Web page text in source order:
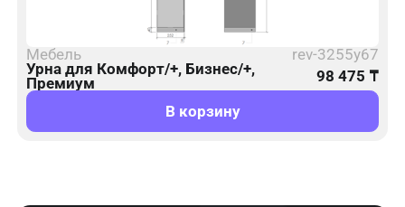
Мебель
rev-3255y67
Урна для Комфорт/+, Бизнес/+,
Премиум
98 475 ₸
В корзину